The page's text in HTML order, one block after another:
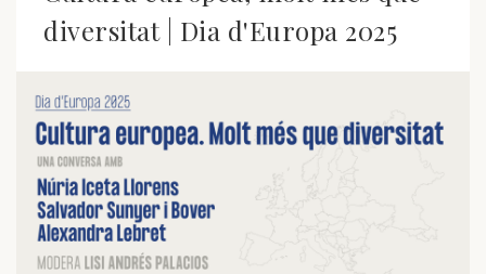
diversitat | Dia d'Europa 2025